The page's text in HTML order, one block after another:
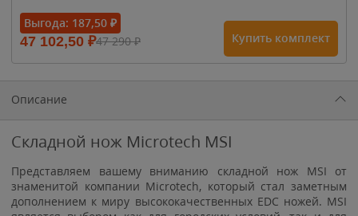
1 615₽
1 900₽1 900₽
Выгода: 187,50 ₽
47 102,50 ₽47 290₽ Купить комплект
Описание
Складной нож Microtech MSI
Представляем вашему вниманию складной нож MSI от
знаменитой компании Microtech, который стал заметным
дополнением к миру высококачественных EDC ножей. MSI